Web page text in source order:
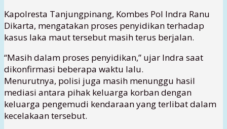
Kapolresta Tanjungpinang, Kombes Pol Indra Ranu
Dikarta, mengatakan proses penyidikan terhadap
kasus laka maut tersebut masih terus berjalan.
“Masih dalam proses penyidikan,” ujar Indra saat
dikonfirmasi beberapa waktu lalu.
Menurutnya, polisi juga masih menunggu hasil
mediasi antara pihak keluarga korban dengan
keluarga pengemudi kendaraan yang terlibat dalam
kecelakaan tersebut.